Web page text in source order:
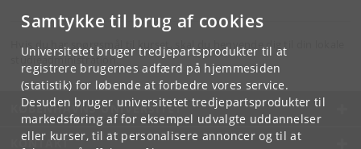
Samtykke til brug af cookies
Universitetet bruger tredjepartsprodukter til at
registrere brugernes adfærd på hjemmesiden
(statistik) for løbende at forbedre vores service.
Desuden bruger universitetet tredjepartsprodukter til
markedsføring af for eksempel udvalgte uddannelser
eller kurser, til at personalisere annoncer og til at
Hvis du har spørgsmål til kurset, skal du henvende dig til din lokale
studieadministration.
KØBENHAVNS UNIVERSITET
KONTAKT